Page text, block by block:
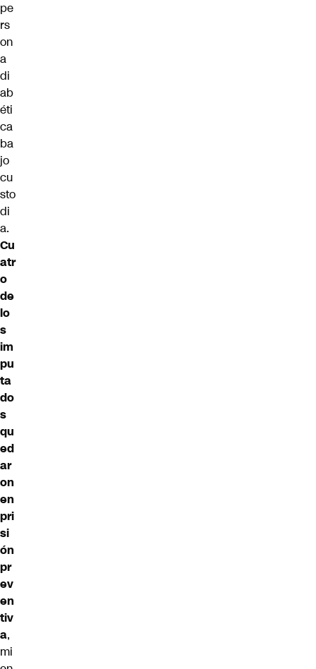
pe
rs
on
a
di
ab
éti
ca
ba
jo
cu
sto
di
a.
Cu
atr
o
de
lo
s
im
pu
ta
do
s
qu
ed
ar
on
en
pri
si
ón
pr
ev
en
tiv
a,
mi